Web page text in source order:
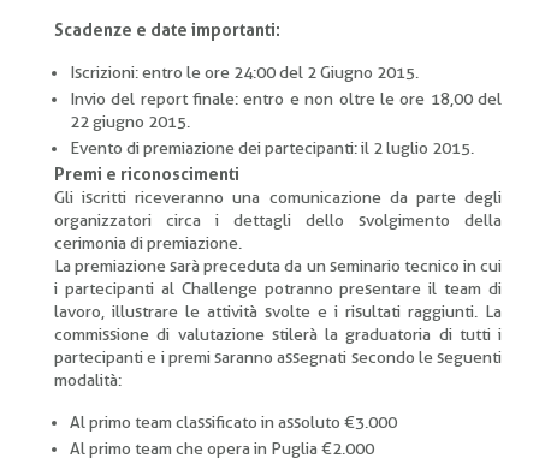
Scadenze e date importanti:
Iscrizioni: entro le ore 24:00 del 2 Giugno 2015.
Invio del report finale: entro e non oltre le ore 18,00 del
22 giugno 2015.
Evento di premiazione dei partecipanti: il 2 luglio 2015.
Premi e riconoscimenti
Gli iscritti riceveranno una comunicazione da parte degli
organizzatori circa i dettagli dello svolgimento della
cerimonia di premiazione.
La premiazione sarà preceduta da un seminario tecnico in cui
i partecipanti al Challenge potranno presentare il team di
lavoro, illustrare le attività svolte e i risultati raggiunti. La
commissione di valutazione stilerà la graduatoria di tutti i
partecipanti e i premi saranno assegnati secondo le seguenti
modalità:
Al primo team classificato in assoluto €3.000
Al primo team che opera in Puglia €2.000